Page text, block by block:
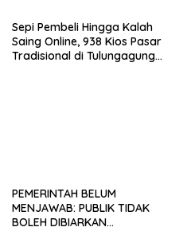
Sepi Pembeli Hingga Kalah
Saing Online, 938 Kios Pasar
Tradisional di Tulungagung
PEMERINTAH BELUM
MENJAWAB: PUBLIK TIDAK
BOLEH DIBIARKAN